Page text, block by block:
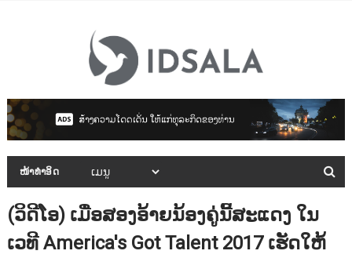
ໜ້າທຳອິດ
(ວິດີໂອ) ເມື່ອສອງອ້າຍນ້ອງຄູ່ນີ້ສະແດງ ໃນ
ເວທີ America's Got Talent 2017 ເຮັດໃຫ້